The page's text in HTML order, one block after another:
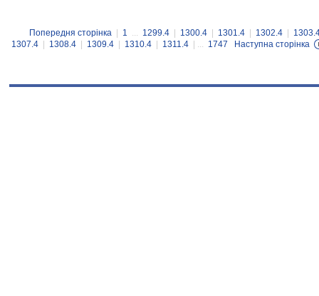
Попередня сторінка 1 ... 1299.4 1300.4 1301.4 1302.4
1307.4
1308.4 1309.4 1310.4 1311.4 | ... 1747 Наступна сторінка